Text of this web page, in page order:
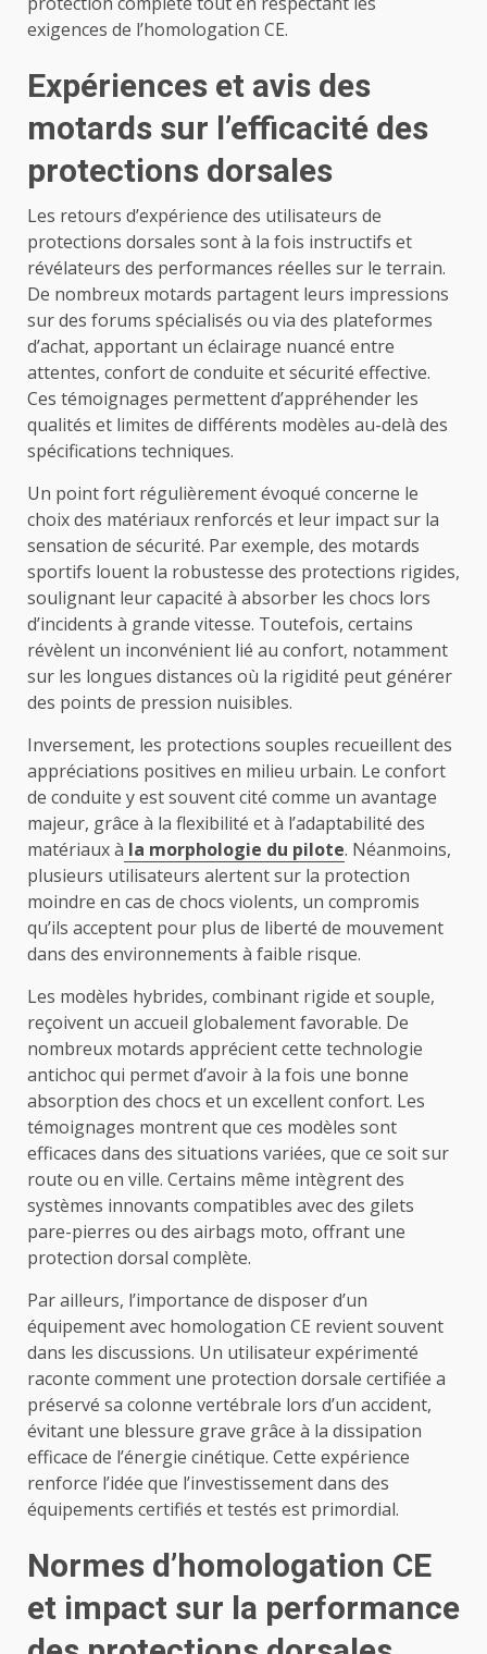
exigences de l’homologation CE.
Expériences et avis des
motards sur l’efficacité des
protections dorsales
Les retours d’expérience des utilisateurs de
protections dorsales sont à la fois instructifs et
révélateurs des performances réelles sur le terrain.
De nombreux motards partagent leurs impressions
sur des forums spécialisés ou via des plateformes
d’achat, apportant un éclairage nuancé entre
attentes, confort de conduite et sécurité effective.
Ces témoignages permettent d’appréhender les
qualités et limites de différents modèles au-delà des
spécifications techniques.
Un point fort régulièrement évoqué concerne le
choix des matériaux renforcés et leur impact sur la
sensation de sécurité. Par exemple, des motards
sportifs louent la robustesse des protections rigides,
soulignant leur capacité à absorber les chocs lors
d’incidents à grande vitesse. Toutefois, certains
révèlent un inconvénient lié au confort, notamment
sur les longues distances où la rigidité peut générer
des points de pression nuisibles.
Inversement, les protections souples recueillent des
appréciations positives en milieu urbain. Le confort
de conduite y est souvent cité comme un avantage
majeur, grâce à la flexibilité et à l’adaptabilité des
matériaux à la morphologie du pilote. Néanmoins,
plusieurs utilisateurs alertent sur la protection
moindre en cas de chocs violents, un compromis
qu’ils acceptent pour plus de liberté de mouvement
dans des environnements à faible risque.
Les modèles hybrides, combinant rigide et souple,
reçoivent un accueil globalement favorable. De
nombreux motards apprécient cette technologie
antichoc qui permet d’avoir à la fois une bonne
absorption des chocs et un excellent confort. Les
témoignages montrent que ces modèles sont
efficaces dans des situations variées, que ce soit sur
route ou en ville. Certains même intègrent des
systèmes innovants compatibles avec des gilets
pare-pierres ou des airbags moto, offrant une
protection dorsal complète.
Par ailleurs, l’importance de disposer d’un
équipement avec homologation CE revient souvent
dans les discussions. Un utilisateur expérimenté
raconte comment une protection dorsale certifiée a
préservé sa colonne vertébrale lors d’un accident,
évitant une blessure grave grâce à la dissipation
efficace de l’énergie cinétique. Cette expérience
renforce l’idée que l’investissement dans des
équipements certifiés et testés est primordial.
Normes d’homologation CE
et impact sur la performance